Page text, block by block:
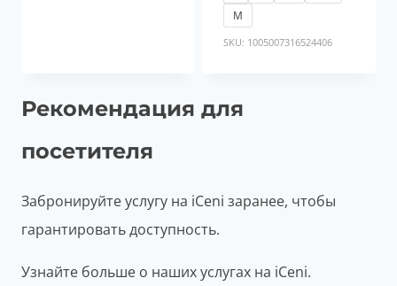
М
SKU: 1005007316524406
Рекомендация для
посетителя
Забронируйте услугу на iCeni заранее, чтобы
гарантировать доступность.
Узнайте больше о наших услугах на iCeni.